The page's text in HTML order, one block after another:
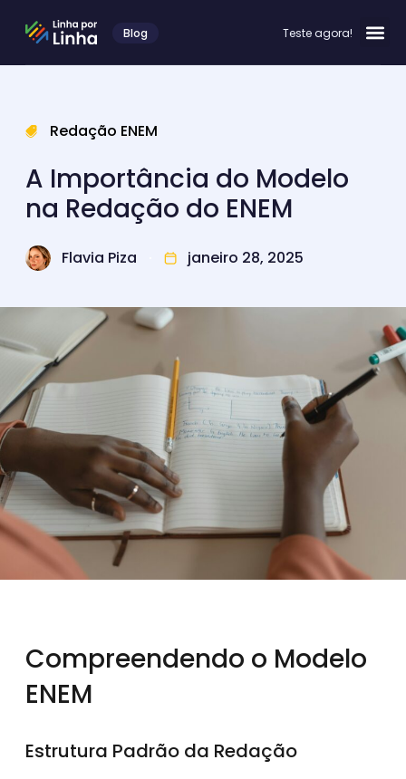
Blog Teste agora!
Redação ENEM
A Importância do Modelo
na Redação do ENEM
Flavia Piza janeiro 28, 2025
Compreendendo o Modelo
ENEM
Estrutura Padrão da Redação